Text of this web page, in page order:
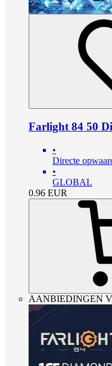
Farlight 84 50
•
Directe
•
GLOBAL
0.96 EUR
AANBIEDINGEN